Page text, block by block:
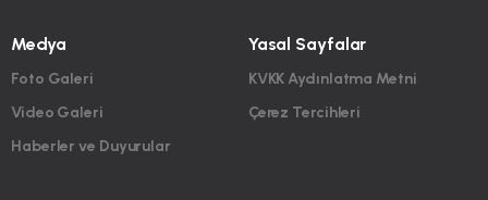
Medya
Foto Galeri
Video Galeri
Haberler ve Duyurular
Yasal Sayfalar
KVKK Aydınlatma Metni
Çerez Tercihleri